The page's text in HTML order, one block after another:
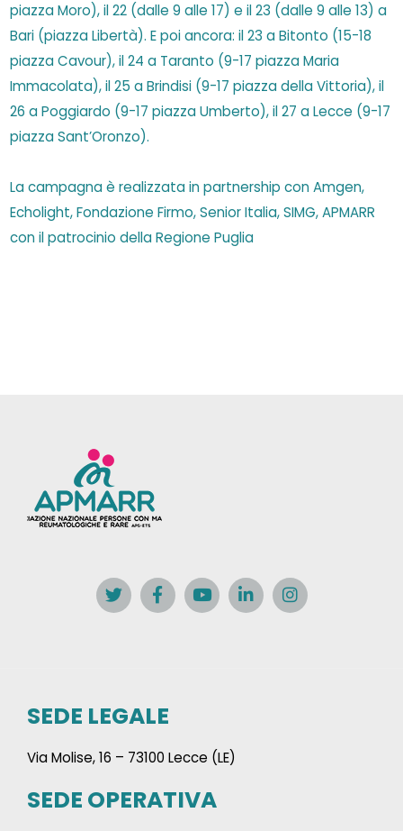
piazza Moro), il 22 (dalle 9 alle 17) e il 23 (dalle 9 alle 13) a
Bari (piazza Libertà). E poi ancora: il 23 a Bitonto (15-18
piazza Cavour), il 24 a Taranto (9-17 piazza Maria
Immacolata), il 25 a Brindisi (9-17 piazza della Vittoria), il
26 a Poggiardo (9-17 piazza Umberto), il 27 a Lecce (9-17
piazza Sant’Oronzo).
La campagna è realizzata in partnership con Amgen,
Echolight, Fondazione Firmo, Senior Italia, SIMG, APMARR
con il patrocinio della Regione Puglia
SEDE LEGALE
Via Molise, 16 – 73100 Lecce (LE)
SEDE OPERATIVA